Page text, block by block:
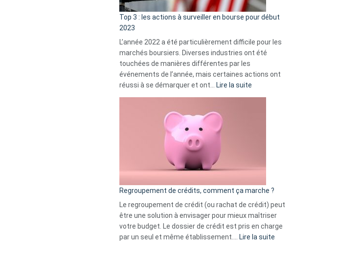
assistance
Top 3 : les actions à surveiller en bourse pour début
2023
L’année 2022 a été particulièrement difficile pour les
marchés boursiers. Diverses industries ont été
touchées de manières différentes par les
événements de l’année, mais certaines actions ont
réussi à se démarquer et ont…
Lire la suite
en
pour
début
2023
Regroupement de crédits, comment ça marche ?
Le regroupement de crédit (ou rachat de crédit) peut
être une solution à envisager pour mieux maîtriser
votre budget. Le dossier de crédit est pris en charge
par un seul et même établissement.…
Lire la suite